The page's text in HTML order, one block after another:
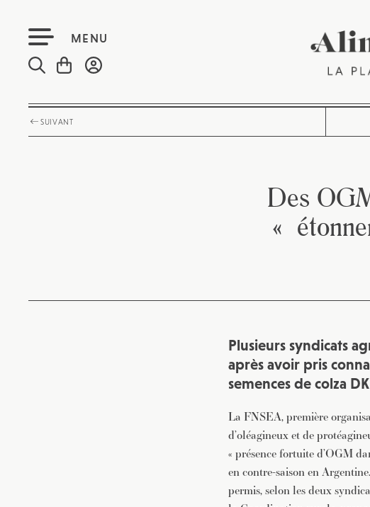
MENU
SUIVANT
Des
«
Plusieurs syndicats
après avoir pris
semences de colza
La FNSEA, première
d’oléagineux et de
« présence fortuite d’OGM
en contre-saison en
permis, selon les deux